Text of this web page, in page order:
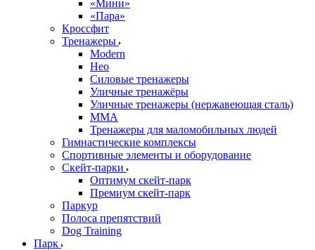
«Мини»
«Пара»
Кроссфит
Тренажеры
Modern
Нео
Силовые тренажеры
Уличные тренажёры
Уличные тренажеры (нержавеющая сталь)
ММА
Тренажеры для маломобильных людей
Гимнастические комплексы
Спортивные элементы и оборудование
Скейт-парки
Оптимум скейт-парк
Премиум скейт-парк
Паркур
Полоса препятствий
Dog Training
Парк